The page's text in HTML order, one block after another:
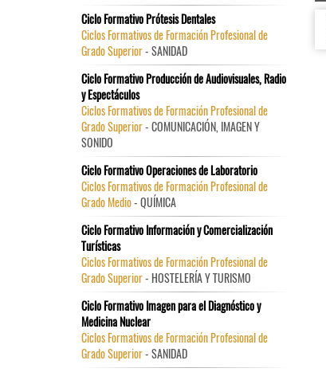
Ciclo Formativo Prótesis Dentales
Ciclos Formativos de Formación Profesional de
Grado Superior- SANIDAD
Ciclo Formativo Producción de Audiovisuales, Radio
y Espectáculos
Ciclos Formativos de Formación Profesional de
Grado Superior- COMUNICACIÓN, IMAGEN Y
SONIDO
Ciclo Formativo Operaciones de Laboratorio
Ciclos Formativos de Formación Profesional de
Grado Medio- QUÍMICA
Ciclo Formativo Información y Comercialización
Turísticas
Ciclos Formativos de Formación Profesional de
Grado Superior- HOSTELERÍA Y TURISMO
Ciclo Formativo Imagen para el Diagnóstico y
Medicina Nuclear
Ciclos Formativos de Formación Profesional de
Grado Superior- SANIDAD